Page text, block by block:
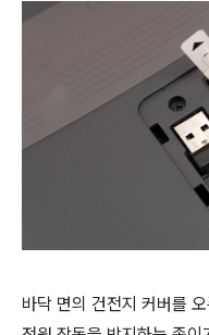
바닥 면의 건전지 커버를